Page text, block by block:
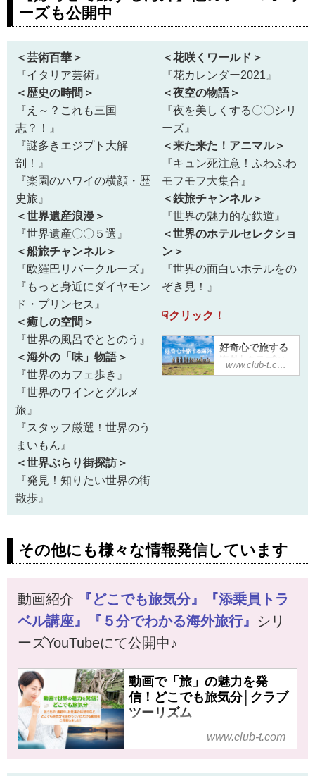
す。ツアー・旅行のお申込なら
クラブツーリズム。
喫 ベトナム南北縦断6日間』
の紹介をしています。ツアー・
旅行のお申込ならクラブツーリ
ーズも公開中
＜芸術百華＞
『イタリア芸術』
＜歴史の時間＞
『え～？これも三国
志？！』
『謎多きエジプト大解
剖！』
『楽園のハワイの横顔・歴
史旅』
＜世界遺産浪漫＞
『世界遺産〇〇５選』
＜船旅チャンネル＞
『欧羅巴リバークルーズ』
『もっと身近にダイヤモン
ド・プリンセス』
＜癒しの空間＞
『世界の風呂でととのう』
＜海外の「味」物語＞
『世界のカフェ歩き』
『世界のワインとグルメ
旅』
『スタッフ厳選！世界のう
まいもん』
＜世界ぶらり街探訪＞
『発見！知りたい世界の街
散歩』
＜花咲くワールド＞
『花カレンダー2021』
＜夜空の物語＞
『夜を美しくする〇〇シリ
ーズ』
＜来た来た！アニマル＞
『キュン死注意！ふわふわ
モフモフ大集合』
＜鉄旅チャンネル＞
『世界の魅力的な鉄道』
＜世界のホテルセレクショ
ン＞
『世界の面白いホテルをの
ぞき見！』
☟クリック！
好奇心で旅する
海外│クラブツ
ーリズム
www.club-t.com
その他にも様々な情報発信しています
動画紹介
『どこでも旅気分』『添乗員トラ
ベル講座』『５分でわかる海外旅行』 シリ
ーズYouTubeにて公開中♪
動画で「旅」の魅力を発
信！どこでも旅気分│クラブ
ツーリズム
クラブツーリズムの動画で
「旅」の魅力を発信！おうち
www.club-t.com